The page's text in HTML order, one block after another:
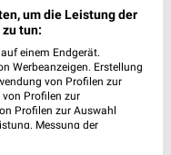
Mühlhausen
um die Leistung der
tun:
einem Endgerät.
Werbeanzeigen. Erstellung
von Profilen zur
Profilen zur
Profilen zur Auswahl
Messung der